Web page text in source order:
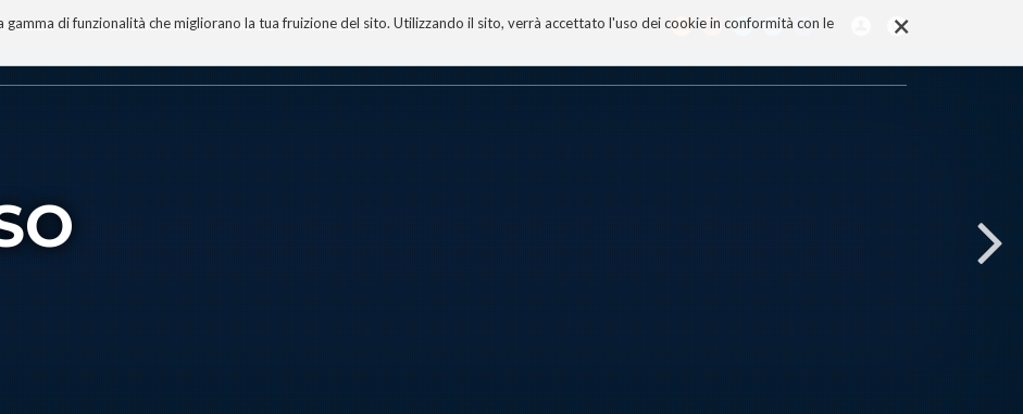
×
di funzionalità che migliorano la tua fruizione del sito. Utilizzando il sito, verrà accettato l'uso dei cookie in conformità con le
TECNOBIBLIOGRAFIA I MIEI LIBRI PROGETTO